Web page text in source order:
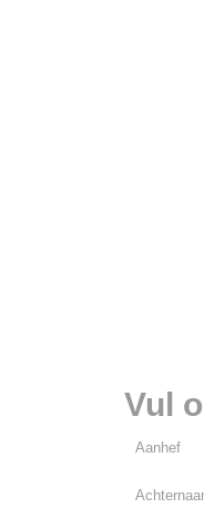
Vul
Aanhef